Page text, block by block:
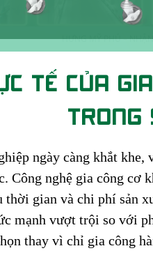
TẾ CỦA
TRONG
ngày càng khắt
Công nghệ gia công
gian và chi phí sản
mạnh vượt trội so với
thay vì chỉ gia công